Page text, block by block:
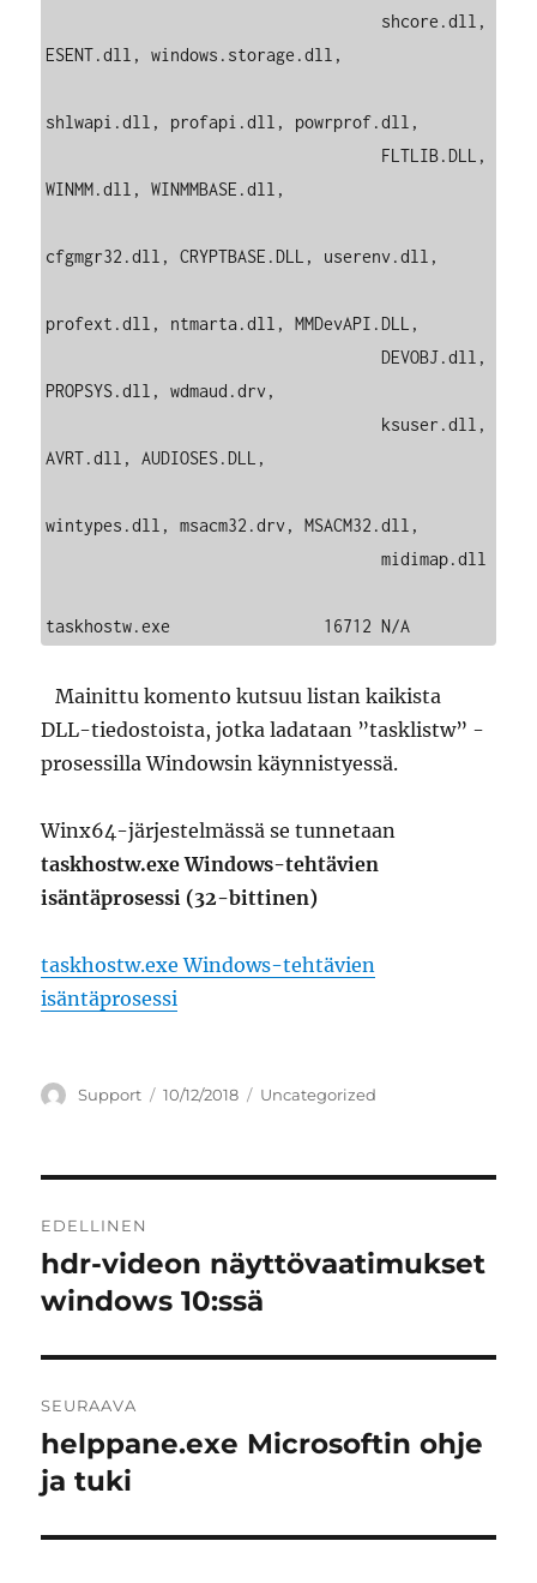
ESENT.dll, windows.storage.dll,
shlwapi.dll, profapi.dll, powrprof.dll,
WINMM.dll, WINMMBASE.dll,
cfgmgr32.dll, CRYPTBASE.DLL, userenv.dll,
profext.dll, ntmarta.dll, MMDevAPI.DLL,
                                   DEVOBJ.dll,
PROPSYS.dll, wdmaud.drv,
AVRT.dll, AUDIOSES.DLL,
wintypes.dll, msacm32.drv, MSACM32.dll,
                                   midimap.dll
Mainittu komento kutsuu listan kaikista
DLL-tiedostoista, jotka ladataan ”tasklistw” -
prosessilla Windowsin käynnistyessä.
Winx64-järjestelmässä se tunnetaan
taskhostw.exe Windows-tehtävien
isäntäprosessi (32-bittinen)
taskhostw.exe Windows-tehtävien
isäntäprosessi
Kirjoittaja
Support Julkaistu
10/12/2018 Kategoriat
Uncategorized
selaus
EDELLINEN
Edellinen
artikkeli:
hdr-videon näyttövaatimukset
windows 10:ssä
SEURAAVA
Seuraava
artikkeli:
helppane.exe Microsoftin ohje
ja tuki